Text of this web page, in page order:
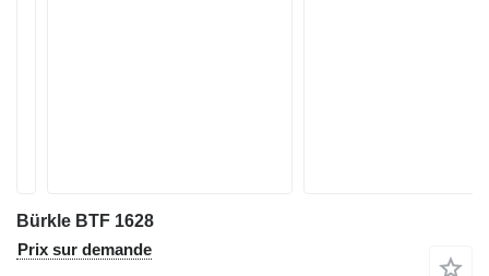
Bürkle BTF 1628
Prix sur demande